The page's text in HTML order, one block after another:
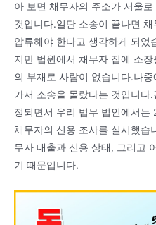
아 보면 채무자의 주소가 서울
것입니다.일단 소송이 끝나면
압류해야 한다고 생각하게 되었
지만 법원에서 채무자 집에 소
의 부재로 사람이 없습니다.나
가서 소송을 몰랐다는 것입니다
정되면서 우리 법무 법인에서는
채무자의 신용 조사를 실시했습
무자 대출과 신용 상태, 그리고
기 때문입니다.